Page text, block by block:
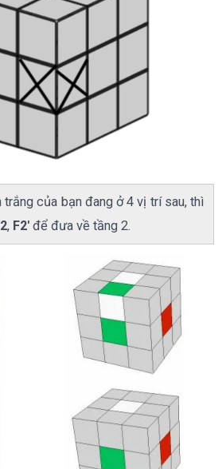
trắng của bạn đang ở 4 vị trí sau, thì
, F2' để đưa về tầng 2.